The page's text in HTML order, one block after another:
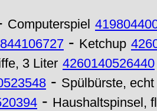
Computerspiel
- Ketchup
3 Liter 4260140526440
- Spülbürste,
- Haushaltspinsel,